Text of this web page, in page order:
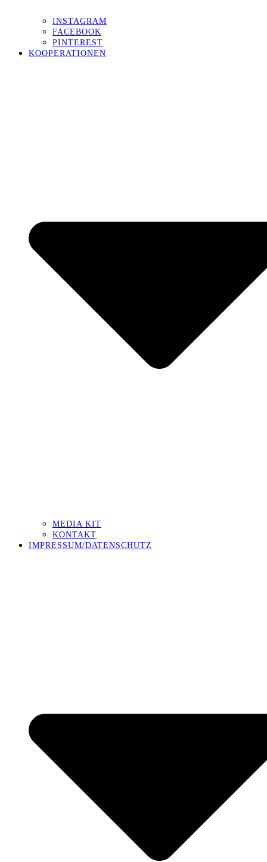
INSTAGRAM
FACEBOOK
PINTEREST
KOOPERATIONEN
MEDIA KIT
KONTAKT
IMPRESSUM/DATENSCHUTZ